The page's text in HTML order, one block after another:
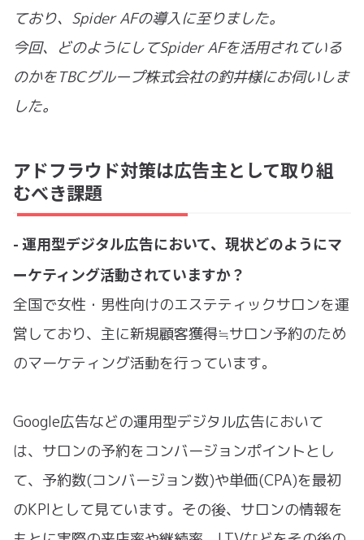
ており、Spider AFの導入に至りました。
今回、どのようにしてSpider AFを活用されている
のかをTBCグループ株式会社の釣井様にお伺いしま
した。
アドフラウド対策は広告主として取り組
むべき課題
- 運用型デジタル広告において、現状どのようにマ
ーケティング活動されていますか？
全国で女性・男性向けのエステティックサロンを運
営しており、主に新規顧客獲得≒サロン予約のため
のマーケティング活動を行っています。
Google広告などの運用型デジタル広告において
は、サロンの予約をコンバージョンポイントとし
て、予約数(コンバージョン数)や単価(CPA)を最初
のKPIとして見ています。その後、サロンの情報を